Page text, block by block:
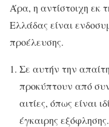
Άρα, η αντίστοιχη εκ
Ελλάδας είναι
προέλευσης.
Σε αυτήν την
προκύπτουν από
αιτίες, όπως είναι
έγκαιρης εξόφλησης.